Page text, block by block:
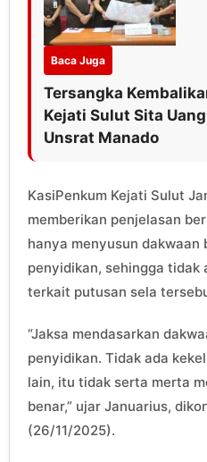
Baca Juga
Tersangka
Kejati Sulut Sita
Unsrat Manado
KasiPenkum Kejati Sulut
memberikan penjelasan
hanya menyusun dakwaan
penyidikan, sehingga tidak
terkait putusan sela
“Jaksa mendasarkan
penyidikan. Tidak ada
lain, itu tidak serta merta
benar,” ujar Januarius,
(26/11/2025).